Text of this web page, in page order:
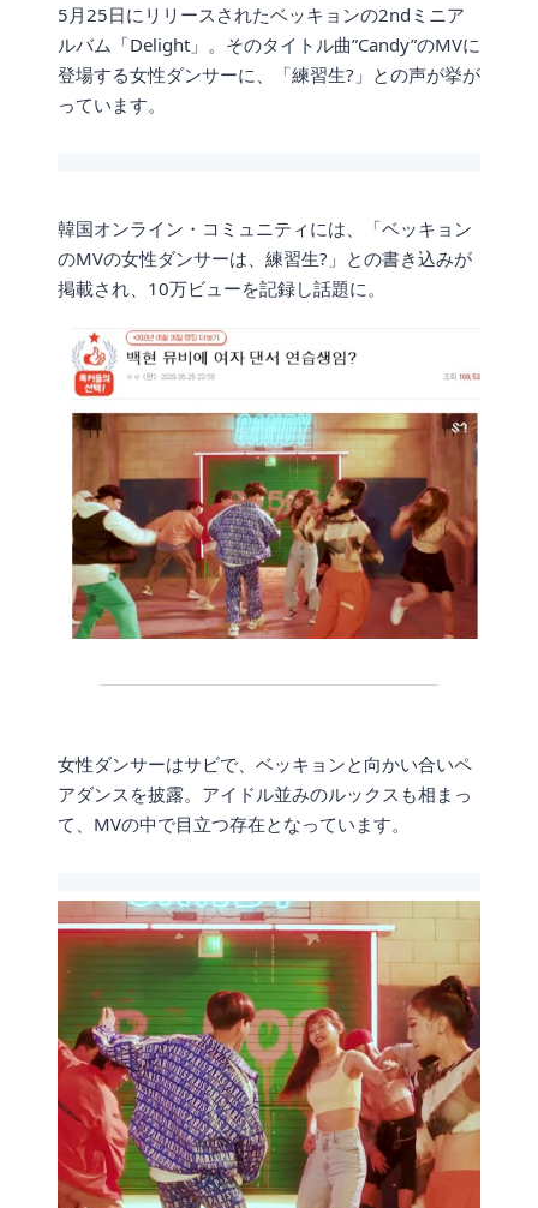
5月25日にリリースされたベッキョンの2ndミニア
ルバム「Delight」。そのタイトル曲”Candy”のMVに
登場する女性ダンサーに、「練習生?」との声が挙が
っています。
韓国オンライン・コミュニティには、「ベッキョン
のMVの女性ダンサーは、練習生?」との書き込みが
掲載され、10万ビューを記録し話題に。
女性ダンサーはサビで、ベッキョンと向かい合いペ
アダンスを披露。アイドル並みのルックスも相まっ
て、MVの中で目立つ存在となっています。